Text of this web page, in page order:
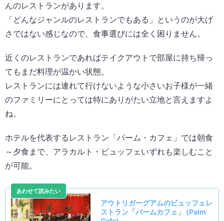
んのレストランがあります。
「どんなジャンルのレストランでもある」というのが大げ
さではない感じなので、食事選びには全く困りません。
近くのレストランであればテイクアウトで部屋に持ち帰っ
てもまだ料理が温かい状態。
レストランには連れて行けないような小さいお子様が一緒
のファミリーにとっては特にありがたい立地と言えますよ
ね。
ホテルを代表するレストラン「パーム・カフェ」では朝食
～夕食まで、アラカルト・ビュッフェいずれも楽しむこと
が可能。